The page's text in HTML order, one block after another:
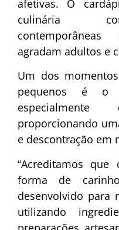
afetivas. O
culinária
agradam adultos e
Um dos
pequenos é o
proporcionando
e descontração em
“Acreditamos
forma de
desenvolvido para
utilizando